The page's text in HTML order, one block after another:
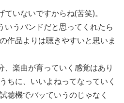
いないですからね(苦笑)。
いうバンドだと思ってくれたら
作品よりは聴きやすいと思いま
、楽曲が育っていく感覚はあり
ちに、いいよねってなっていく
聴機でバッていうのじゃなく